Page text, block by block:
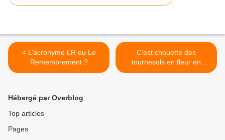
< L’acronyme LR ou Le
Remembrement ?
C’est chouette des
tournesols en fleur en
automne ! >
Hébergé par Overblog
Top articles
Pages